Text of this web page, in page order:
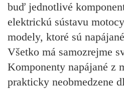
buď jednotlivé
elektrickú sústavu
modely, ktoré sú
Všetko má samozrejme
Komponenty napájané z
prakticky neobmedzene